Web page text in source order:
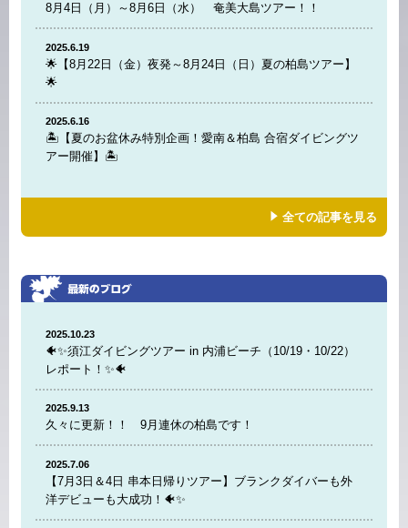
8月4日（月）～8月6日（水） 奄美大島ツアー！！
2025.6.19
🌟【8月22日（金）夜発～8月24日（日）夏の柏島ツアー】
🌟
2025.6.16
🏝️【夏のお盆休み特別企画！愛南＆柏島 合宿ダイビングツ
アー開催】🏝️
全ての記事を見る
2025.10.23
🐠✨須江ダイビングツアー in 内浦ビーチ（10/19・10/22）
レポート！✨🐠
2025.9.13
久々に更新！！ 9月連休の柏島です！
2025.7.06
【7月3日＆4日 串本日帰りツアー】ブランクダイバーも外
洋デビューも大成功！🐠✨